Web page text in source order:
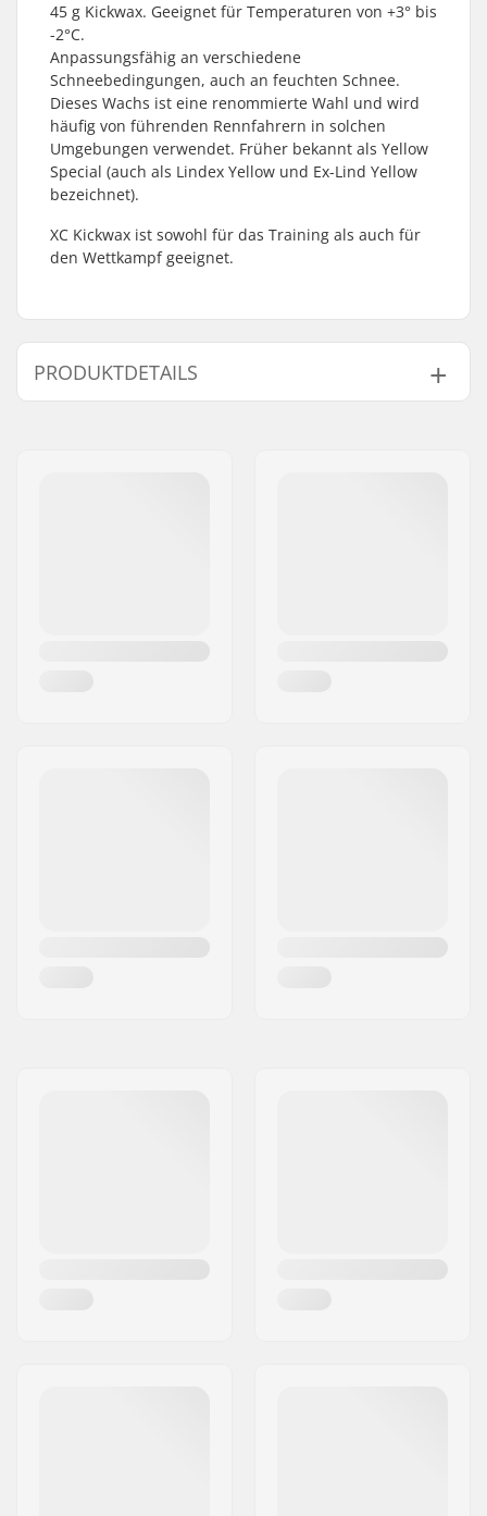
45 g Kickwax. Geeignet für Temperaturen von +3° bis
-2°C.
Anpassungsfähig an verschiedene
Schneebedingungen, auch an feuchten Schnee.
Dieses Wachs ist eine renommierte Wahl und wird
häufig von führenden Rennfahrern in solchen
Umgebungen verwendet. Früher bekannt als Yellow
Special (auch als Lindex Yellow und Ex-Lind Yellow
bezeichnet).
XC Kickwax ist sowohl für das Training als auch für
den Wettkampf geeignet.
PRODUKTDETAILS